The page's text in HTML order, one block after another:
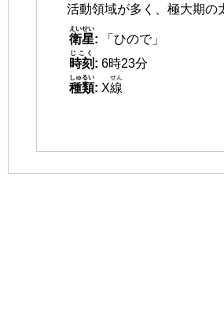
活動領域が多く、極大期の
衛星
えいせい
:
「ひので」
時刻
じこく
: 6時23分
種類
しゅるい
: X線
せん